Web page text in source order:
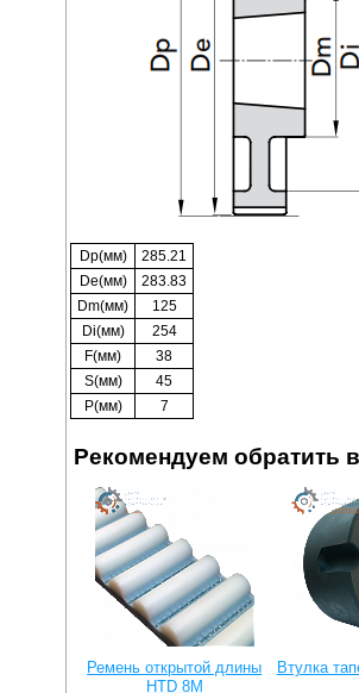
Dp(мм)
285.21
De(мм)
283.83
Dm(мм)
125
Di(мм)
254
F(мм)
38
S(мм)
45
P(мм)
7
Рекомендуем обратить
Ремень открытой длины
HTD 8M
Втулка